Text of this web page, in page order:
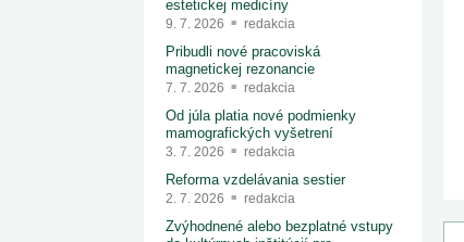
estetickej medicíny
9. 7. 2026 redakcia
Pribudli nové pracoviská
magnetickej rezonancie
7. 7. 2026 redakcia
Od júla platia nové podmienky
mamografických vyšetrení
3. 7. 2026 redakcia
Reforma vzdelávania sestier
2. 7. 2026 redakcia
Zvýhodnené alebo bezplatné vstupy